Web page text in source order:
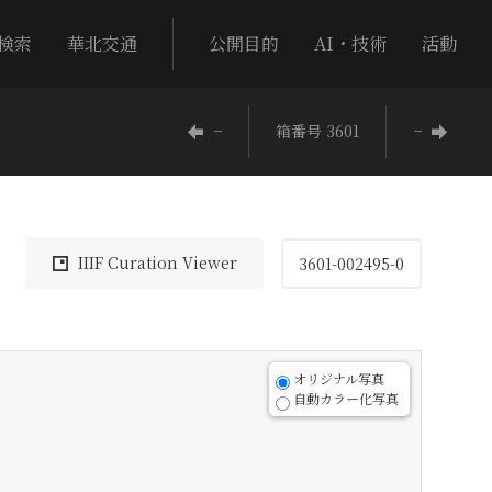
索 華北交通 公開目的 AI・技術 活動
− 箱番号 3601 −
IIIF Curation Viewer 3601-002495-0
オリジナル写真
自動カラー化写真